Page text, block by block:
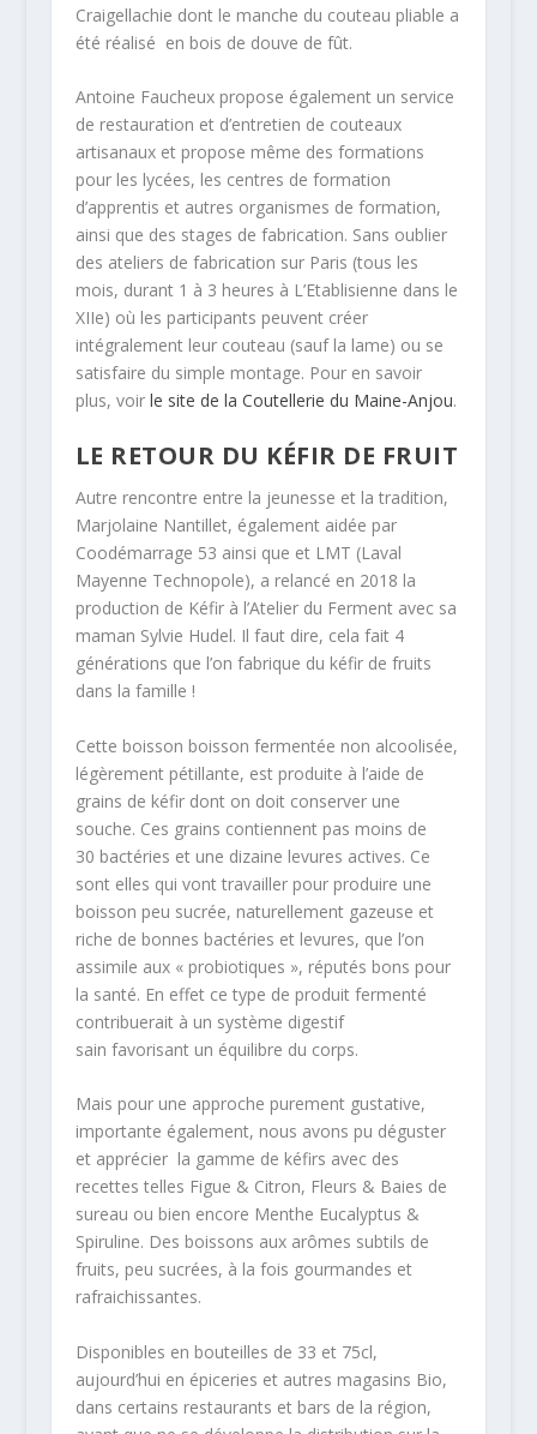
Craigellachie dont le manche du couteau pliable a
été réalisé en bois de douve de fût.
Antoine Faucheux propose également un service
de restauration et d’entretien de couteaux
artisanaux et propose même des formations
pour les lycées, les centres de formation
d’apprentis et autres organismes de formation,
ainsi que des stages de fabrication. Sans oublier
des ateliers de fabrication sur Paris (tous les
mois, durant 1 à 3 heures à L’Etablisienne dans le
XIIe) où les participants peuvent créer
intégralement leur couteau (sauf la lame) ou se
satisfaire du simple montage. Pour en savoir
plus, voir le site de la Coutellerie du Maine-Anjou.
LE RETOUR DU KÉFIR DE FRUIT
Autre rencontre entre la jeunesse et la tradition,
Marjolaine Nantillet, également aidée par
Coodémarrage 53 ainsi que et LMT (Laval
Mayenne Technopole), a relancé en 2018 la
production de Kéfir à l’Atelier du Ferment avec sa
maman Sylvie Hudel. Il faut dire, cela fait 4
générations que l’on fabrique du kéfir de fruits
dans la famille !
Cette boisson boisson fermentée non alcoolisée,
légèrement pétillante, est produite à l’aide de
grains de kéfir dont on doit conserver une
souche. Ces grains contiennent pas moins de
30 bactéries et une dizaine levures actives. Ce
sont elles qui vont travailler pour produire une
boisson peu sucrée, naturellement gazeuse et
riche de bonnes bactéries et levures, que l’on
assimile aux « probiotiques », réputés bons pour
la santé. En effet ce type de produit fermenté
contribuerait à un système digestif
sain favorisant un équilibre du corps.
Mais pour une approche purement gustative,
importante également, nous avons pu déguster
et apprécier la gamme de kéfirs avec des
recettes telles Figue & Citron, Fleurs & Baies de
sureau ou bien encore Menthe Eucalyptus &
Spiruline. Des boissons aux arômes subtils de
fruits, peu sucrées, à la fois gourmandes et
rafraichissantes.
Disponibles en bouteilles de 33 et 75cl,
aujourd’hui en épiceries et autres magasins Bio,
dans certains restaurants et bars de la région,